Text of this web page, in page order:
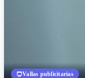
Vallas publicitarias